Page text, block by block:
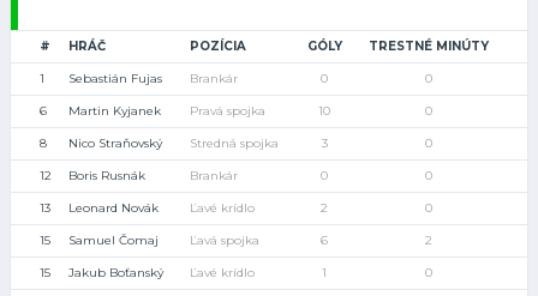
# HRÁČ POZÍCIA GÓLY TRESTNÉ MINÚTY
1 Sebastián Fujas Brankár 0 0
6 Martin Kyjanek Pravá spojka 10 0
8 Nico Straňovský Stredná spojka 3 0
12 Boris Rusnák Brankár 0 0
13 Leonard Novák Ľavé krídlo 2 0
15 Samuel Čomaj Ľavá spojka 6 2
15 Jakub Boťanský Ľavé krídlo 1 0